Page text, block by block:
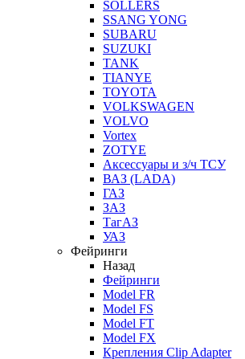
SOLLERS
SSANG YONG
SUBARU
SUZUKI
TANK
TIANYE
TOYOTA
VOLKSWAGEN
VOLVO
Vortex
ZOTYE
Аксессуары и з/ч ТСУ
ВАЗ (LADA)
ГАЗ
ЗАЗ
ТагАЗ
УАЗ
Фейринги
Назад
Фейринги
Model FR
Model FS
Model FT
Model FX
Крепления Clip Adapter